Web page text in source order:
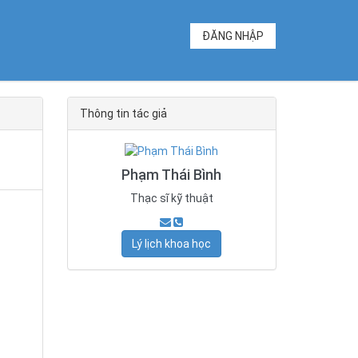
ĐĂNG NHẬP
Thông tin tác giả
Phạm Thái Bình
Thạc sĩ kỹ thuật
Lý lịch khoa học